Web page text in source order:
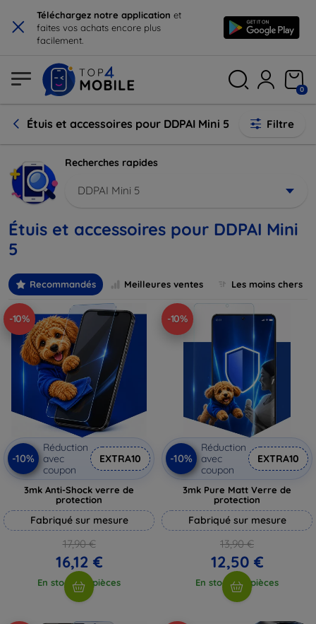
× Téléchargez notre application et
faites vos achats encore plus
facilement.
0
Étuis et accessoires pour DDPAI Mini 5 Filtre
Recherches rapides
DDPAI Mini 5
Étuis et accessoires pour DDPAI Mini
5
Recommandés Meilleures ventes Les moins chers
-10%
-10%
Réduction
avec
coupon
EXTRA10
3mk Anti-Shock verre de
protection
Fabriqué sur mesure
17,90 €
16,12 €
En stock > 5 pièces
-10%
-10%
Réduction
avec
coupon
EXTRA10
3mk Pure Matt Verre de
protection
Fabriqué sur mesure
13,90 €
12,50 €
En stock > 5 pièces